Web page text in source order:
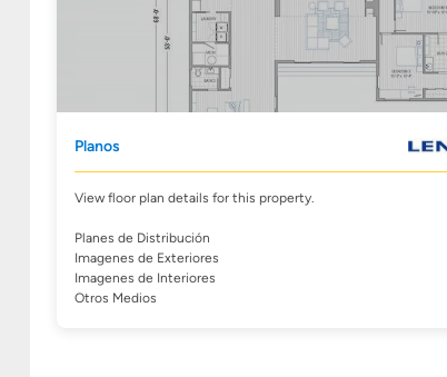
Planos
View floor plan details for this property.
Planes de Distribución
Imagenes de Exteriores
Imagenes de Interiores
Otros Medios